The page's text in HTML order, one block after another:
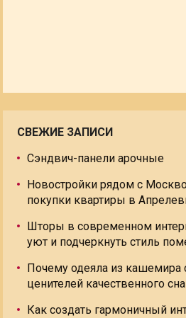
СВЕЖИЕ ЗАПИСИ
Сэндвич-панели арочные
Новостройки рядом с
покупки квартиры в
Шторы в современном
уют и подчеркнуть стиль
Почему одеяла из кашемира
ценителей качественного сна
Как создать гармоничный